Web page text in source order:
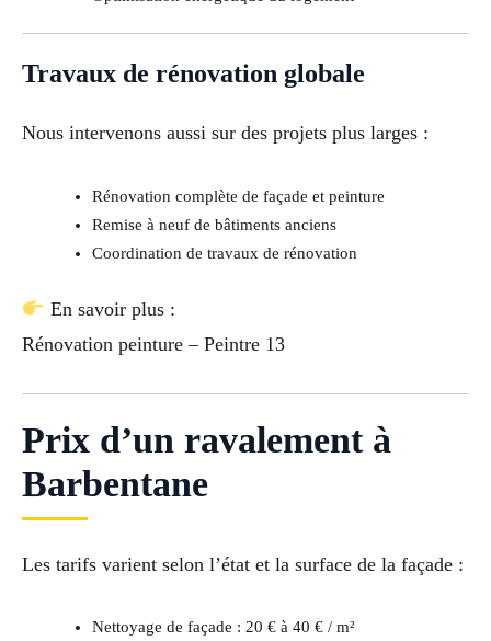
Travaux de rénovation globale
Nous intervenons aussi sur des projets plus larges :
Rénovation complète de façade et peinture
Remise à neuf de bâtiments anciens
Coordination de travaux de rénovation
En savoir plus :
Rénovation peinture – Peintre 13
Prix d’un ravalement à
Barbentane
Les tarifs varient selon l’état et la surface de la façade :
Nettoyage de façade : 20 € à 40 € / m²